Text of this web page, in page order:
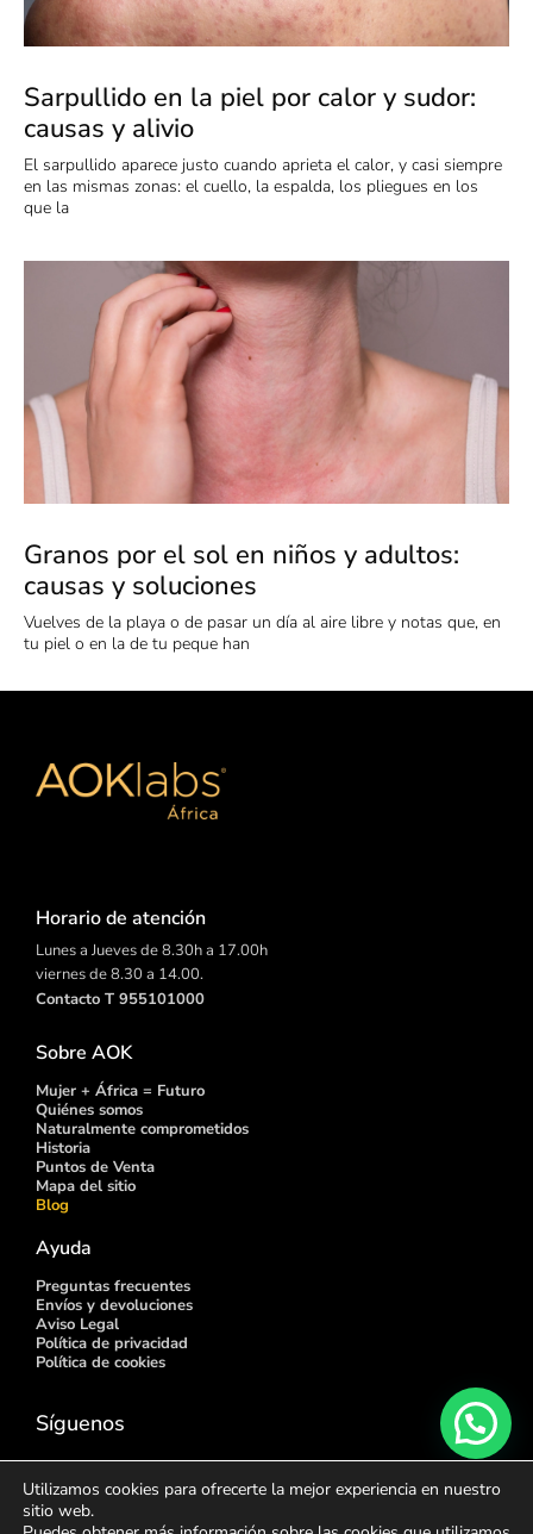
Sarpullido en la piel por calor y sudor:
causas y alivio
El sarpullido aparece justo cuando aprieta el calor, y casi siempre
en las mismas zonas: el cuello, la espalda, los pliegues en los
que la
Granos por el sol en niños y adultos:
causas y soluciones
Vuelves de la playa o de pasar un día al aire libre y notas que, en
tu piel o en la de tu peque han
Horario de atención
Lunes a Jueves de 8.30h a 17.00h
viernes de 8.30 a 14.00.
Contacto T 955101000
Sobre AOK
Mujer + África = Futuro
Quiénes somos
Naturalmente comprometidos
Historia
Puntos de Venta
Mapa del sitio
Blog
Ayuda
Preguntas frecuentes
Envíos y devoluciones
Aviso Legal
Política de privacidad
Política de cookies
Síguenos
Utilizamos cookies para ofrecerte la mejor experiencia en nuestro
sitio web.